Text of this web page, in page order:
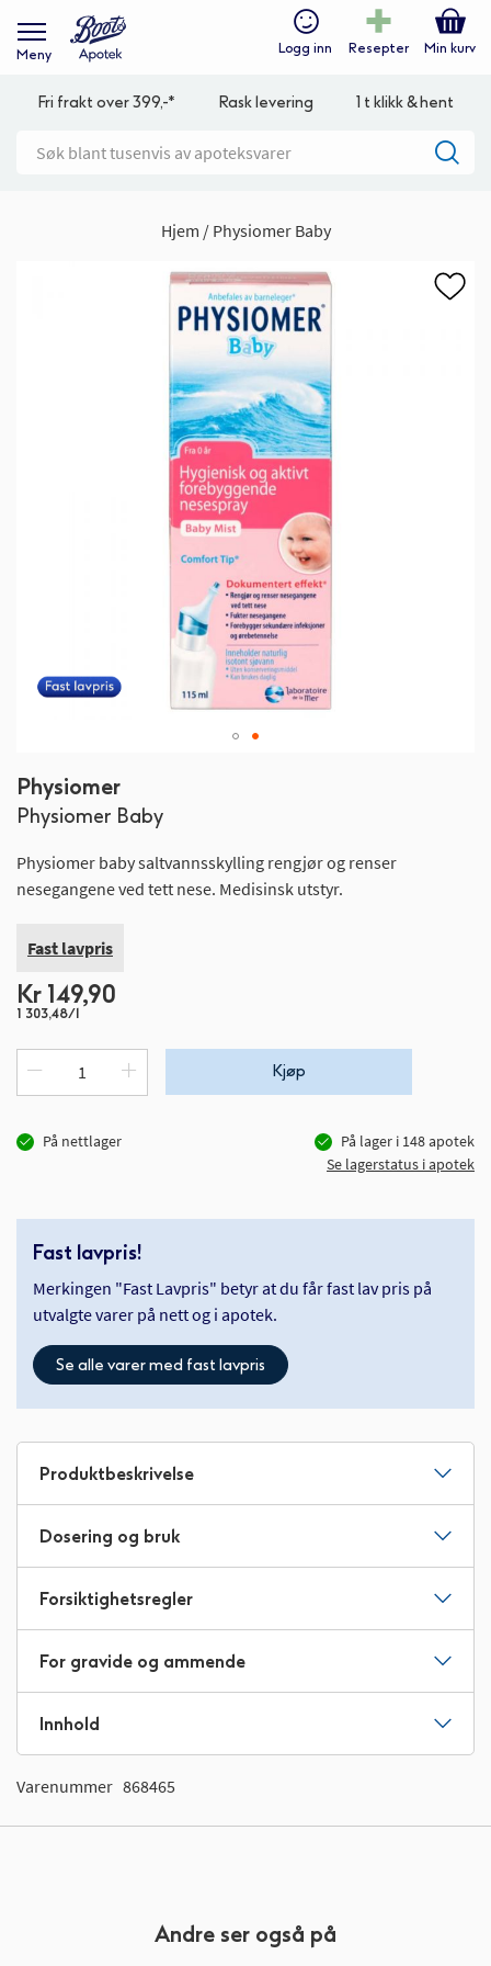
Meny Logg inn Resepter Min kurv
Fri frakt over 399,-* Rask levering 1 t klikk & hent
Hjem Physiomer Baby
Physiomer
Physiomer Baby
Physiomer baby saltvannsskylling rengjør og renser
nesegangene ved tett nese. Medisinsk utstyr.
Fast lavpris
Kr 149,90
1 303,48/l
Kjøp
På nettlager På lager i 148apotek
Se lagerstatus i apotek
Fast lavpris!
Merkingen "Fast Lavpris" betyr at du får fast lav pris på
utvalgte varer på nett og i apotek.
Se alle varer med fast lavpris
til
begynnelsen
bildegalleri
Produktbeskrivelse
Dosering og bruk
Forsiktighetsregler
For gravide og ammende
Innhold
Varenummer 868465
Andre ser også på